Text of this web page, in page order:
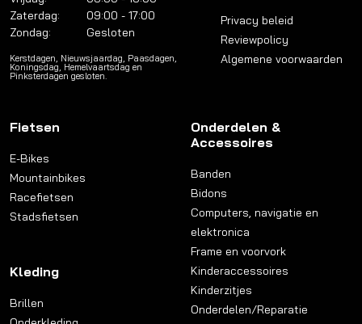
Zaterdag:
09:00 - 17:00
Zondag:
Gesloten
Kerstdagen, Nieuwsjaardag, Paasdagen,
Koningsdag, Hemelvaartsdag en
Pinksterdagen gesloten.
Privacy beleid
Reviewpolicy
Algemene voorwaarden
Fietsen
E-Bikes
Mountainbikes
Racefietsen
Stadsfietsen
Kleding
Brillen
Onderdelen &
Accessoires
Banden
Bidons
Computers, navigatie en
elektronica
Frame en voorvork
Kinderaccessoires
Kinderzitjes
Onderdelen/Reparatie